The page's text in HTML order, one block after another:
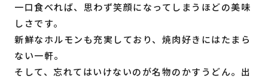
一口食べれば、思わず笑顔になってしまうほどの美味
しさです。
新鮮なホルモンも充実しており、焼肉好きにはたまら
ない一軒。
そして、忘れてはいけないのが名物のかすうどん。出